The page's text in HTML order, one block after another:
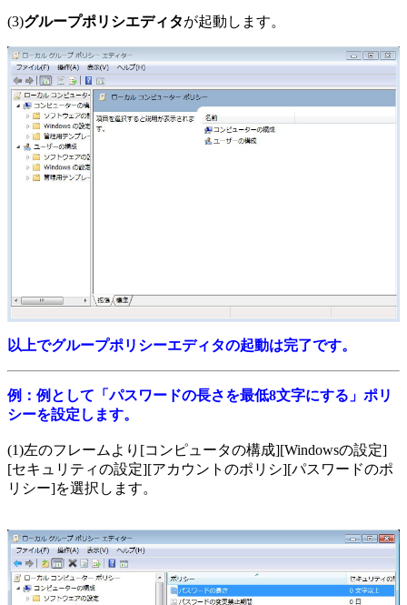
(3)グループポリシエディタが起動します。
以上でグループポリシーエディタの起動は完了です。
例：例として「パスワードの長さを最低8文字にする」ポリ
シーを設定します。
(1)左のフレームより[コンピュータの構成][Windowsの設定]
[セキュリティの設定][アカウントのポリシ][パスワードのポ
リシー]を選択します。